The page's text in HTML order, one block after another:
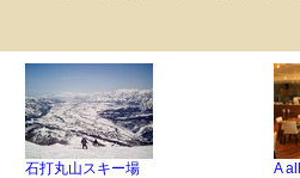
石打丸山スキー場
A